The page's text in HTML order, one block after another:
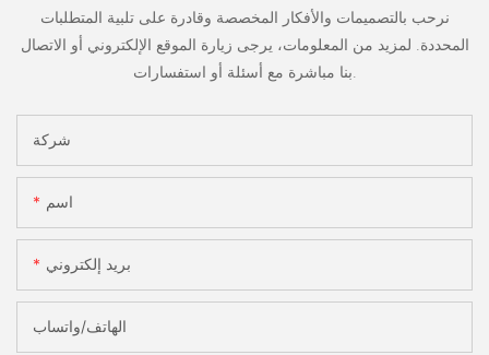
نرحب بالتصميمات والأفكار المخصصة وقادرة على تلبية المتطلبات
المحددة. لمزيد من المعلومات، يرجى زيارة الموقع الإلكتروني أو الاتصال
شركة
اسم
بريد إلكتروني
الهاتف/واتساب